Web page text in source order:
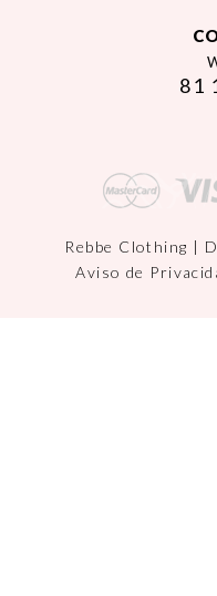
81
Rebbe Clothing |
Aviso de